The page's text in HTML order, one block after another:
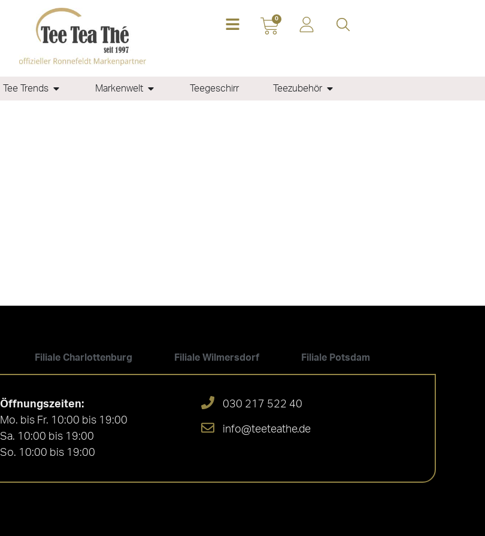
0
Tee Trends Markenwelt Teegeschirr Teezubehör
Filiale Charlottenburg Filiale Wilmersdorf Filiale Potsdam
Öffnungszeiten:
Mo. bis Fr. 10:00 bis 19:00
Sa. 10:00 bis 19:00
So. 10:00 bis 19:00
030 217 522 40
info@teeteathe.de